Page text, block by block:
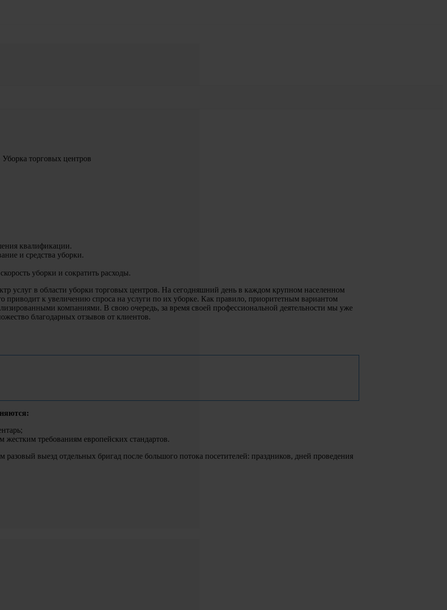
Уборка торговых центров
квалификации.
и средства уборки.
уборки и сократить расходы.
услуг в области уборки торговых центров. На сегодняшний день в каждом крупном населенном
приводит к увеличению спроса на услуги по их уборке. Как правило, приоритетным вариантом
компаниями. В свою очередь, за время своей профессиональной деятельности мы уже
благодарных отзывов от клиентов.
требованиям европейских стандартов.
выезд отдельных бригад после большого потока посетителей: праздников, дней проведения